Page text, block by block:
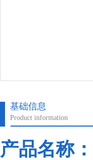
基础信息
Product information
产品名称：